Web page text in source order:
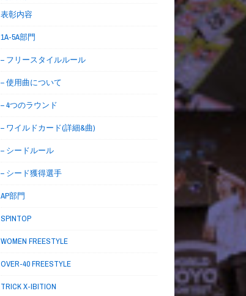
表彰内容
1A-5A部門
– フリースタイルルール
– 使用曲について
– 4つのラウンド
– ワイルドカード(詳細&曲)
– シードルール
– シード獲得選手
AP部門
SPINTOP
WOMEN FREESTYLE
OVER-40 FREESTYLE
TRICK X-IBITION